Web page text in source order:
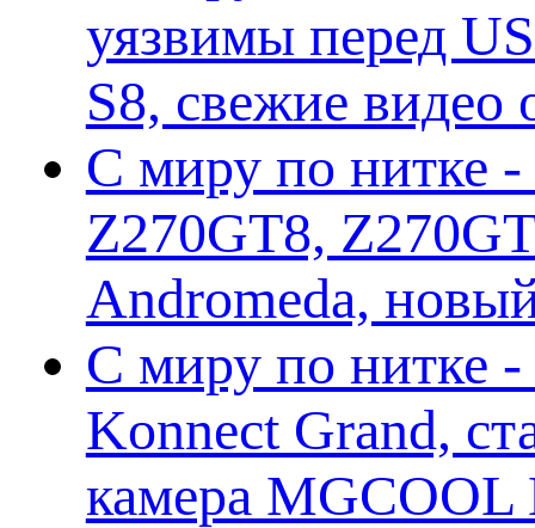
уязвимы перед
S8, свежие
С миру по нитке -
Z270GT8,
Andromeda,
С миру по нитке -
Konnect Grand,
камера MGCOOL